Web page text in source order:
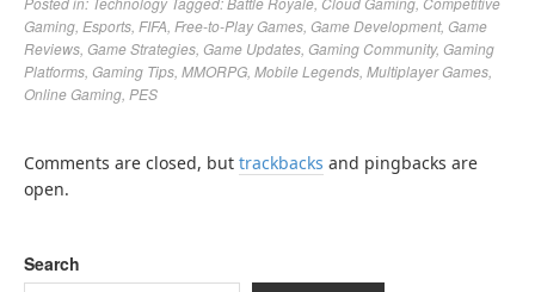
Gaming Esports FIFA Free-to-Play Games Game Development, Game
Reviews Game Strategies Game Updates Gaming Community, Gaming
Platforms Gaming Tips MMORPG Mobile Legends Multiplayer Games
Online Gaming PES
Comments are closed, but trackbacks and pingbacks are
open.
Search